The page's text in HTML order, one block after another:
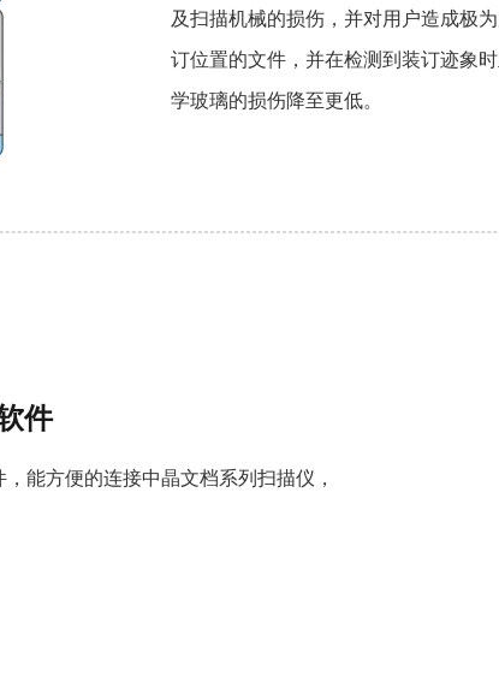
及扫描机械的损伤，并对用户造成极
订位置的文件，并在检测到装订迹象
学玻璃的损伤降至更低。
件
能方便的连接中晶文档系列扫描仪，